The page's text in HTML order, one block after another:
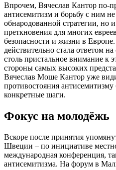
Впрочем, Вячеслав Кантор по-
антисемитизм и борьбу с ним
обнародованной стратегии, но
преткновения для многих
безопасности и жизни в
действительно стала ответом
столь пристальное внимание к
стороны самых высоких
Вячеслав Моше Кантор уже
противостояния
конкретные шаги.
Фокус на молодёжь
Вскоре после принятия
Швеции – по инициативе
международная конференция,
антисемитизма. На форум в